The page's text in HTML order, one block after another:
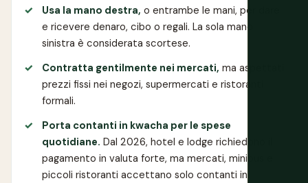
Usa la mano destra, o entrambe le mani, per dare
e ricevere denaro, cibo o regali. La sola mano
sinistra è considerata scortese.
Contratta gentilmente nei mercati, ma aspettati
prezzi fissi nei negozi, supermercati e ristoranti
formali.
Porta contanti in kwacha per le spese
quotidiane. Dal 2026, hotel e lodge richiedono il
pagamento in valuta forte, ma mercati, minibus e
piccoli ristoranti accettano solo contanti in